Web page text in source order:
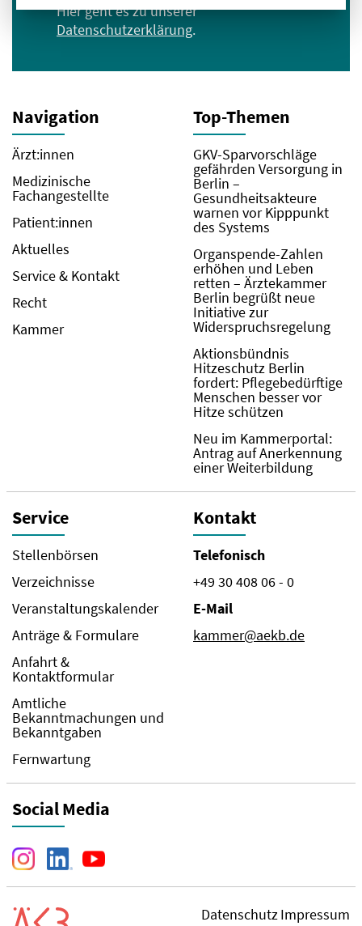
Hier geht es zu unserer
Datenschutzerklärung.
Navigation
Ärzt:innen
Medizinische
Fachangestellte
Patient:innen
Aktuelles
Service & Kontakt
Recht
Kammer
Top-Themen
GKV-Sparvorschläge
gefährden Versorgung in
Berlin –
Gesundheitsakteure
warnen vor Kipppunkt
des Systems
Organspende-Zahlen
erhöhen und Leben
retten – Ärztekammer
Berlin begrüßt neue
Initiative zur
Widerspruchsregelung
Aktionsbündnis
Hitzeschutz Berlin
fordert: Pflegebedürftige
Menschen besser vor
Hitze schützen
Neu im Kammerportal:
Antrag auf Anerkennung
einer Weiterbildung
Service
Stellenbörsen
Verzeichnisse
Veranstaltungskalender
Anträge & Formulare
Anfahrt &
Kontaktformular
Amtliche
Bekanntmachungen und
Bekanntgaben
Fernwartung
Kontakt
Telefonisch
+49 30 408 06 - 0
E-Mail
kammer@aekb.de
Social Media
Datenschutz Impressum